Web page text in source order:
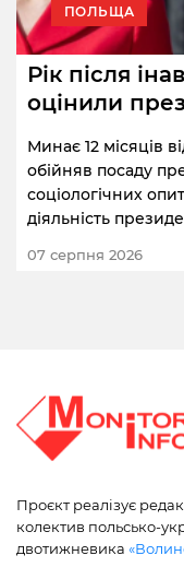
ПОЛЬЩА
Рік після
оцінили
Минає 12 місяців
обійняв посаду
соціологічних
діяльність
07 серпня 2026
Проєкт реалізує
колектив польсько-
двотижневика